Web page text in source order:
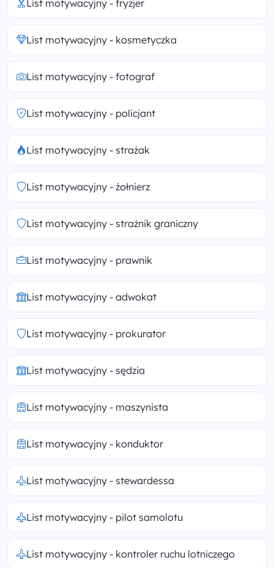
List motywacyjny - fryzjer
List motywacyjny - kosmetyczka
List motywacyjny - fotograf
List motywacyjny - policjant
List motywacyjny - strażak
List motywacyjny - żołnierz
List motywacyjny - strażnik graniczny
List motywacyjny - prawnik
List motywacyjny - adwokat
List motywacyjny - prokurator
List motywacyjny - sędzia
List motywacyjny - maszynista
List motywacyjny - konduktor
List motywacyjny - stewardessa
List motywacyjny - pilot samolotu
List motywacyjny - kontroler ruchu lotniczego